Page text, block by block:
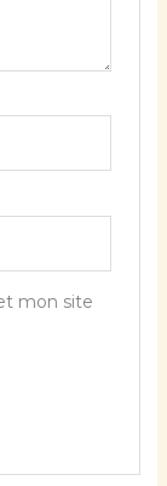
mon site